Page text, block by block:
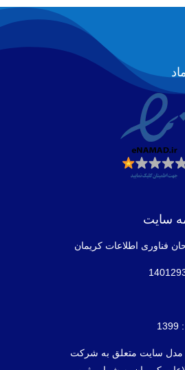
است.
سایت
فناوری اطلاعات كريمان
مدل سایت متعلق به شرکت